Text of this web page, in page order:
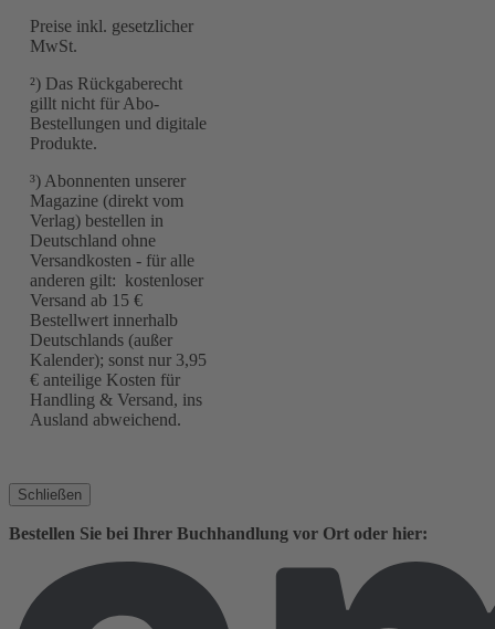
Preise inkl. gesetzlicher
MwSt.
²) Das Rückgaberecht
gillt nicht für Abo-
Bestellungen und digitale
Produkte.
³) Abonnenten unserer
Magazine (direkt vom
Verlag) bestellen in
Deutschland ohne
Versandkosten - für alle
anderen gilt: kostenloser
Versand ab 15 €
Bestellwert innerhalb
Deutschlands (außer
Kalender); sonst nur 3,95
€ anteilige Kosten für
Handling & Versand, ins
Ausland abweichend.
Schließen
Bestellen Sie bei Ihrer Buchhandlung vor Ort oder hier: